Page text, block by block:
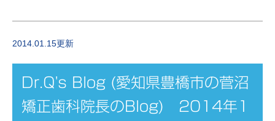
2014.01.15更新
Dr.Q's Blog (愛知県豊橋市の菅沼
矯正歯科院長のBlog) 2014年1